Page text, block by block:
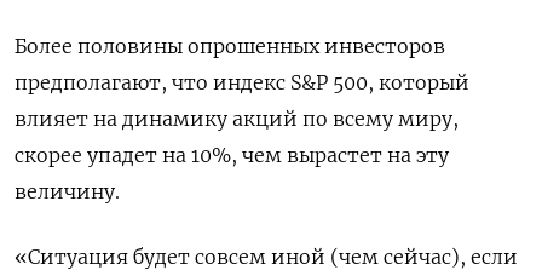
Более половины опрошенных инвесторов
предполагают, что индекс S&P 500, который
влияет на динамику акций по всему миру,
скорее упадет на 10%, чем вырастет на эту
величину.
«Ситуация будет совсем иной (чем сейчас), если